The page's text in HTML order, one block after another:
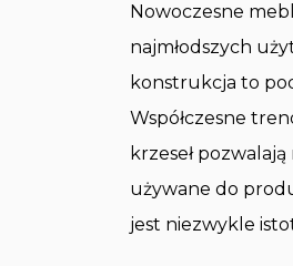
Nowoczesne
najmłodszych
konstrukcja to
Współczesne
krzeseł
używane do
jest niezwykle